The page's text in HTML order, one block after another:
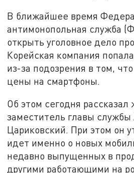
В ближайшее время
антимонопольная служба
открыть уголовное дело
Корейская компания
из-за подозрения в том,
цены на смартфоны.
Об этом сегодня рассказал
заместитель главы
Цариковский. При этом он
идет именно о новых
недавно выпущенных в
другими работающими на